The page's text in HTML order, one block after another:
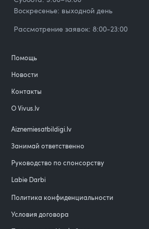
Воскресенье: выходной день
Рассмотрение заявок: 8:00-23:00
Помощь
Новости
Контакты
О Vivus.lv
Aiznemiesatbildigi.lv
Занимай ответственно
Руководство по спонсорству
Labie Darbi
Политика конфиденциальности
Условия договора